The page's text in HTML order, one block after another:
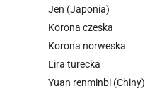
Jen (Japonia)
Korona czeska
Korona norweska
Lira turecka
Yuan renminbi (Chiny)